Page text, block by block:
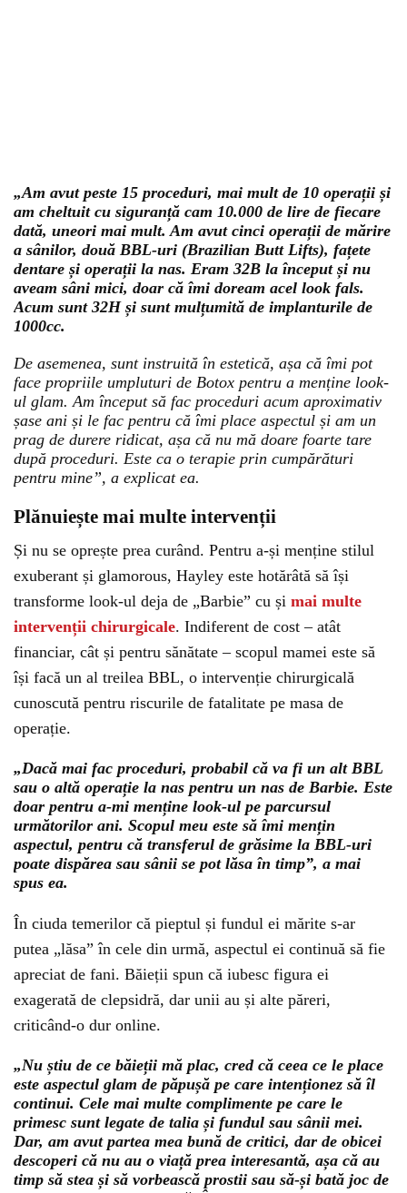
„Am avut peste 15 proceduri, mai mult de 10 operații și
am cheltuit cu siguranță cam 10.000 de lire de fiecare
dată, uneori mai mult. Am avut cinci operații de mărire
a sânilor, două BBL-uri (Brazilian Butt Lifts), fațete
dentare și operații la nas. Eram 32B la început și nu
aveam sâni mici, doar că îmi doream acel look fals.
Acum sunt 32H și sunt mulțumită de implanturile de
1000cc.
De asemenea, sunt instruită în estetică, așa că îmi pot
face propriile umpluturi de Botox pentru a menține look-
ul glam. Am început să fac proceduri acum aproximativ
șase ani și le fac pentru că îmi place aspectul și am un
prag de durere ridicat, așa că nu mă doare foarte tare
după proceduri. Este ca o terapie prin cumpărături
pentru mine”, a explicat ea.
Plănuiește mai multe intervenții
Și nu se oprește prea curând. Pentru a-și menține stilul
exuberant și glamorous, Hayley este hotărâtă să își
transforme look-ul deja de „Barbie” cu și mai multe
intervenții chirurgicale. Indiferent de cost – atât
financiar, cât și pentru sănătate – scopul mamei este să
își facă un al treilea BBL, o intervenție chirurgicală
cunoscută pentru riscurile de fatalitate pe masa de
operație.
„Dacă mai fac proceduri, probabil că va fi un alt BBL
sau o altă operație la nas pentru un nas de Barbie. Este
doar pentru a-mi menține look-ul pe parcursul
următorilor ani. Scopul meu este să îmi mențin
aspectul, pentru că transferul de grăsime la BBL-uri
poate dispărea sau sânii se pot lăsa în timp”, a mai
spus ea.
În ciuda temerilor că pieptul și fundul ei mărite s-ar
putea „lăsa” în cele din urmă, aspectul ei continuă să fie
apreciat de fani. Băieții spun că iubesc figura ei
exagerată de clepsidră, dar unii au și alte păreri,
criticând-o dur online.
„Nu știu de ce băieții mă plac, cred că ceea ce le place
este aspectul glam de păpușă pe care intenționez să îl
continui. Cele mai multe complimente pe care le
primesc sunt legate de talia și fundul sau sânii mei.
Dar, am avut partea mea bună de critici, dar de obicei
descoperi că nu au o viață prea interesantă, așa că au
timp să stea și să vorbească prostii sau să-și bată joc de